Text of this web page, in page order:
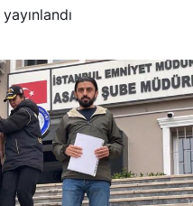
yayınlandı